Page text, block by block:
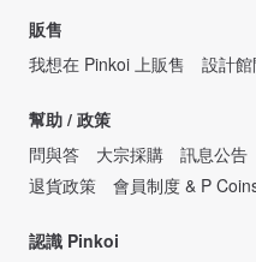
販售
我想在 Pinkoi 上販售
設計
幫助 / 政策
問與答
大宗採購 訊息公告
退貨政策
會員制度 & P
認識 Pinkoi